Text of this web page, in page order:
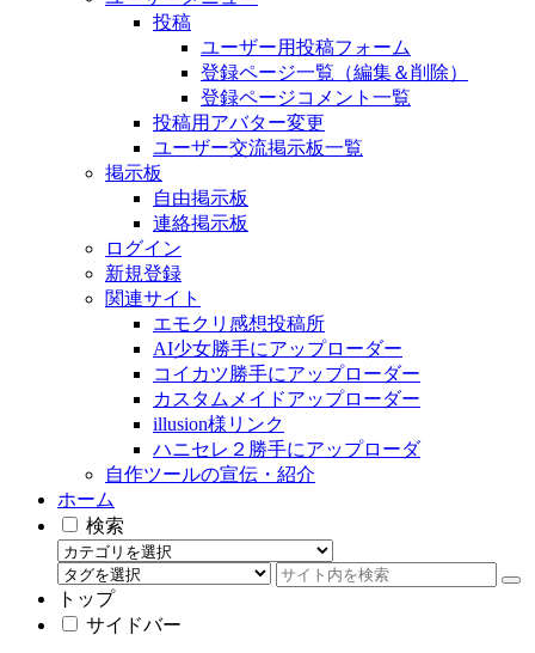
投稿
ユーザー用投稿フォーム
登録ページ一覧（編集＆削除）
登録ページコメント一覧
投稿用アバター変更
ユーザー交流掲示板一覧
掲示板
自由掲示板
連絡掲示板
ログイン
新規登録
関連サイト
エモクリ感想投稿所
AI少女勝手にアップローダー
コイカツ勝手にアップローダー
カスタムメイドアップローダー
illusion様リンク
ハニセレ２勝手にアップローダ
自作ツールの宣伝・紹介
ホーム
検索
トップ
サイドバー